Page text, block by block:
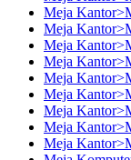
Meja
Meja
Meja
Meja
Meja
Meja
Meja
Meja
Meja